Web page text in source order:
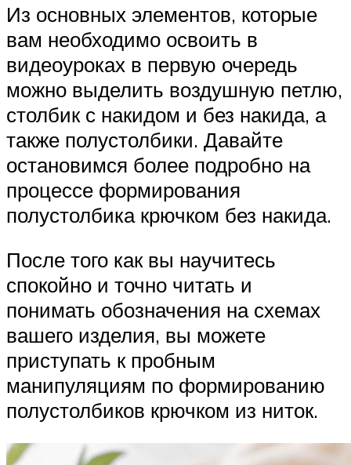
Из основных элементов, которые
вам необходимо освоить в
видеоуроках в первую очередь
можно выделить воздушную петлю,
столбик с накидом и без накида, а
также полустолбики. Давайте
остановимся более подробно на
процессе формирования
полустолбика крючком без накида.
После того как вы научитесь
спокойно и точно читать и
понимать обозначения на схемах
вашего изделия, вы можете
приступать к пробным
манипуляциям по формированию
полустолбиков крючком из ниток.